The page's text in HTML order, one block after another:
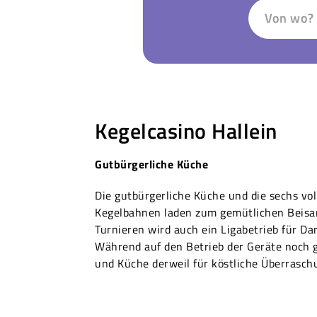
Von wo?
Kegelcasino Hallein
Gutbürgerliche Küche
Die gutbürgerliche Küche und die sechs
Kegelbahnen laden zum gemütlichen
Turnieren wird auch ein Ligabetrieb für
Während auf den Betrieb der Geräte
und Küche derweil für köstliche